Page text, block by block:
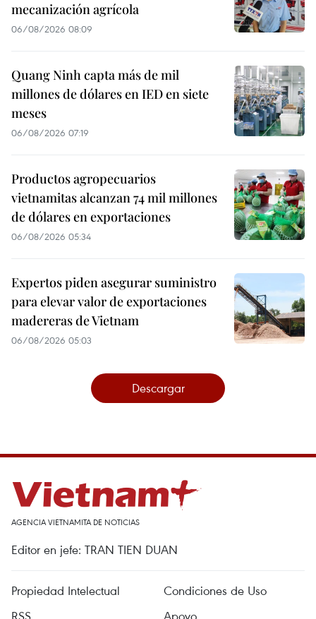
mecanización agrícola
06/08/2026 08:09
Quang Ninh capta más de mil
millones de dólares en IED en siete
meses
06/08/2026 07:19
Productos agropecuarios
vietnamitas alcanzan 74 mil millones
de dólares en exportaciones
06/08/2026 05:34
Expertos piden asegurar suministro
para elevar valor de exportaciones
madereras de Vietnam
06/08/2026 05:03
Descargar
AGENCIA VIETNAMITA DE NOTICIAS
Editor en jefe: TRAN TIEN DUAN
Propiedad Intelectual
Condiciones de Uso